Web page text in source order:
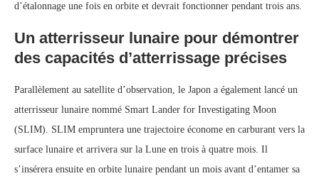
d’étalonnage une fois en orbite et devrait fonctionner pendant trois ans.
Un atterrisseur lunaire pour démontrer
des capacités d’atterrissage précises
Parallèlement au satellite d’observation, le Japon a également lancé un
atterrisseur lunaire nommé Smart Lander for Investigating Moon
(SLIM). SLIM empruntera une trajectoire économe en carburant vers la
surface lunaire et arrivera sur la Lune en trois à quatre mois. Il
s’insérera ensuite en orbite lunaire pendant un mois avant d’entamer sa